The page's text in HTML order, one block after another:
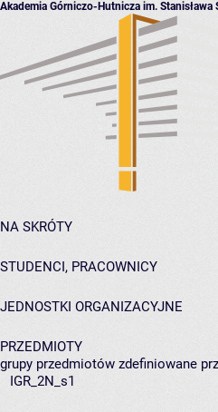
Akademia Górniczo-Hutnicza im. Stanisława
NA SKRÓTY
STUDENCI, PRACOWNICY
JEDNOSTKI ORGANIZACYJNE
PRZEDMIOTY
grupy przedmiotów zdefiniowane
IGR_2N_s1